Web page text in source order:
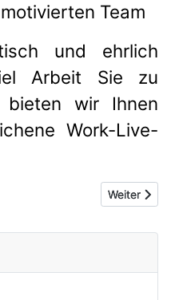
Team
und ehrlich
Arbeit Sie zu
wir Ihnen
Work-Live-
Nächster
Weiter